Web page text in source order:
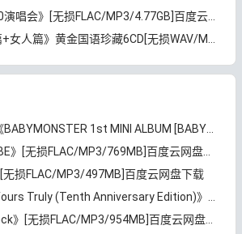
唱会》[无损FLAC/MP3/4.77GB]百度云网盘下载
》黄金国语珍藏6CD[无损WAV/MP3/4.09GB]百度云网盘下载
1st MINI ALBUM [BABYMONS7ER]》[无损FLAC/MP3/298MB]百度云网盘下载
》[无损FLAC/MP3/769MB]百度云网盘下载
损FLAC/MP3/497MB]百度云网盘下载
Anniversary Edition)》[无损FLAC/MP3/1.12GB]百度云网盘下载
》[无损FLAC/MP3/954MB]百度云网盘下载